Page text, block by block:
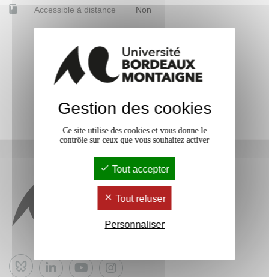
Accessible à distance Non
Bluesky
Gestion des cookies
Ce site utilise des cookies et vous donne le
contrôle sur ceux que vous souhaitez activer
Tout accepter
Tout refuser
Personnaliser